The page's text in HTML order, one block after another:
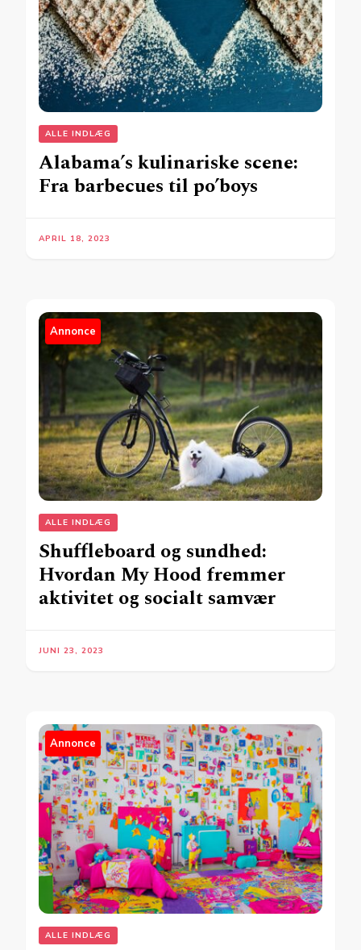
ALLE INDLÆG
Alabama’s kulinariske scene:
Fra barbecues til po’boys
APRIL 18, 2023
Annonce
ALLE INDLÆG
Shuffleboard og sundhed:
Hvordan My Hood fremmer
aktivitet og socialt samvær
JUNI 23, 2023
Annonce
ALLE INDLÆG